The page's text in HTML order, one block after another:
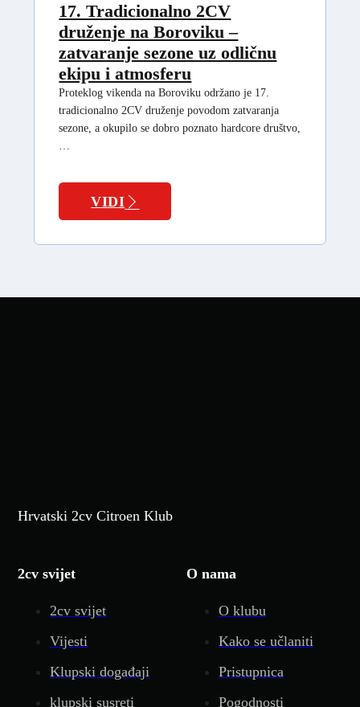
17. Tradicionalno 2CV
druženje na Boroviku –
zatvaranje sezone uz odličnu
ekipu i atmosferu
Proteklog vikenda na Boroviku održano je 17.
tradicionalno 2CV druženje povodom zatvaranja
sezone, a okupilo se dobro poznato hardcore društvo,
…
VIDI
Hrvatski 2cv Citroen Klub
2cv svijet
2cv svijet
Vijesti
Klupski događaji
klupski susreti
O nama
O klubu
Kako se učlaniti
Pristupnica
Pogodnosti